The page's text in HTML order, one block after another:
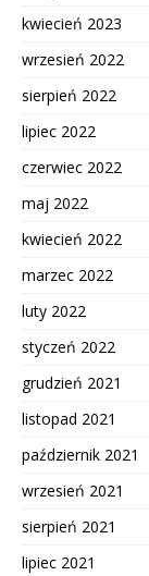
kwiecień 2023
wrzesień 2022
sierpień 2022
lipiec 2022
czerwiec 2022
maj 2022
kwiecień 2022
marzec 2022
luty 2022
styczeń 2022
grudzień 2021
listopad 2021
październik 2021
wrzesień 2021
sierpień 2021
lipiec 2021